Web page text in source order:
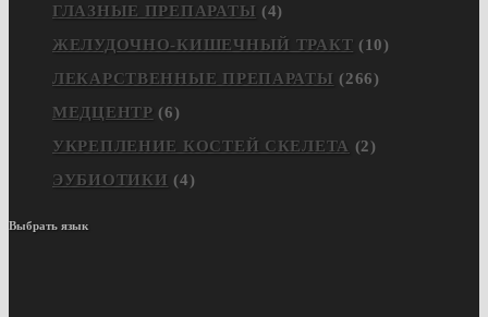
ГЛАЗНЫЕ ПРЕПАРАТЫ (4)
ЖЕЛУДОЧНО-КИШЕЧНЫЙ ТРАКТ (10)
ЛЕКАРСТВЕННЫЕ ПРЕПАРАТЫ (266)
МЕДЦЕНТР (6)
УКРЕПЛЕНИЕ КОСТЕЙ СКЕЛЕТА (2)
ЭУБИОТИКИ (4)
Выбрать язык